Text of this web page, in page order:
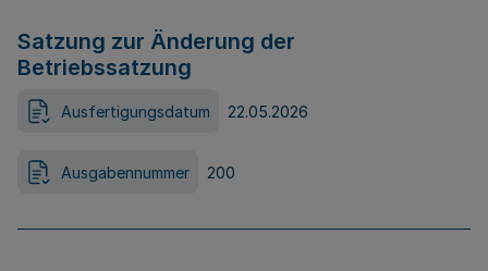
Satzung zur Änderung der
Betriebssatzung
Ausfertigungsdatum 22.05.2026
Ausgabennummer 200